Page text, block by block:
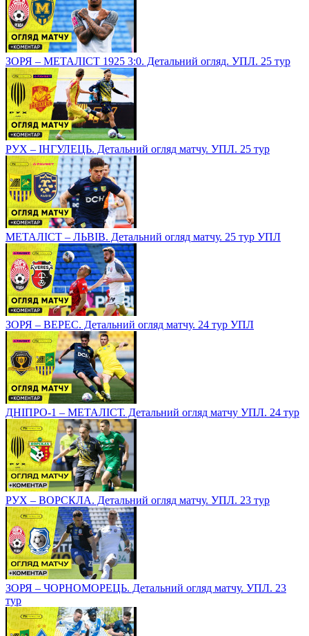
ЗОРЯ – МЕТАЛІСТ 1925 3:0. Детальний огляд. УПЛ. 25 тур
РУХ – ІНГУЛЕЦЬ. Детальний огляд матчу. УПЛ. 25 тур
МЕТАЛІСТ – ЛЬВІВ. Детальний огляд матчу. 25 тур УПЛ
ЗОРЯ – ВЕРЕС. Детальний огляд матчу. 24 тур УПЛ
ДНІПРО-1 – МЕТАЛІСТ. Детальний огляд матчу УПЛ. 24 тур
РУХ – ВОРСКЛА. Детальний огляд матчу. УПЛ. 23 тур
ЗОРЯ – ЧОРНОМОРЕЦЬ. Детальний огляд матчу. УПЛ. 23
тур